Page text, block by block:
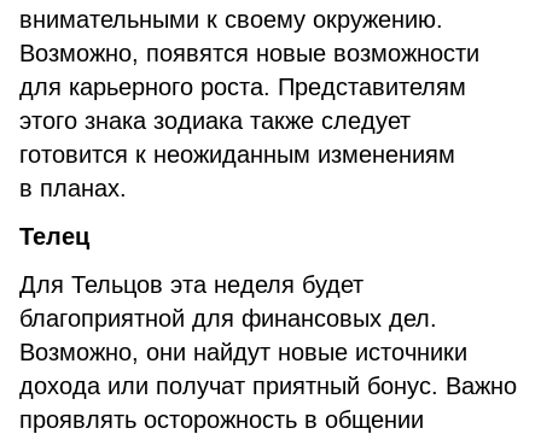
внимательными к своему окружению.
Возможно, появятся новые возможности
для карьерного роста. Представителям
этого знака зодиака также следует
готовится к неожиданным изменениям
в планах.
Телец
Для Тельцов эта неделя будет
благоприятной для финансовых дел.
Возможно, они найдут новые источники
дохода или получат приятный бонус. Важно
проявлять осторожность в общении